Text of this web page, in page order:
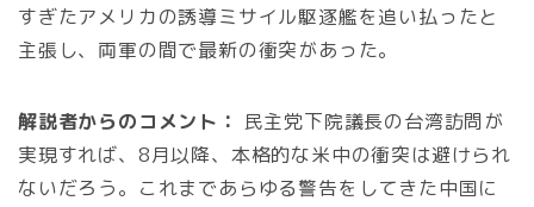
すぎたアメリカの誘導ミサイル駆逐艦を追い払ったと
主張し、両軍の間で最新の衝突があった。
解説者からのコメント： 民主党下院議長の台湾訪問が
実現すれば、8月以降、本格的な米中の衝突は避けられ
ないだろう。これまであらゆる警告をしてきた中国に